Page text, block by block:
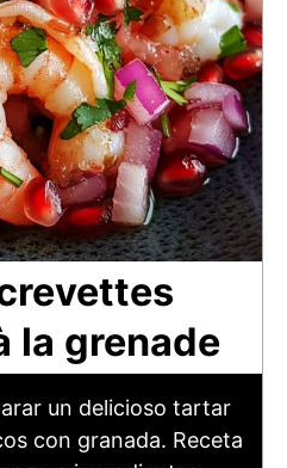
la grenade
un delicioso tartar
con granada. Receta